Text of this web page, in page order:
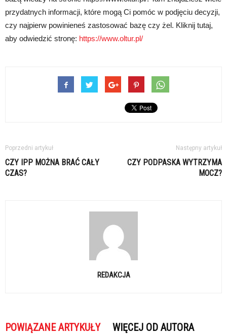
przydatnych informacji, które mogą Ci pomóc w podjęciu decyzji,
czy najpierw powinieneś zastosować bazę czy żel. Kliknij tutaj,
aby odwiedzić stronę: https://www.oltur.pl/
Poprzedni artykuł
CZY IPP MOŻNA BRAĆ CAŁY
CZAS?
Następny artykuł
CZY PODPASKA WYTRZYMA
MOCZ?
REDAKCJA
POWIĄZANE ARTYKUŁY WIĘCEJ OD AUTORA